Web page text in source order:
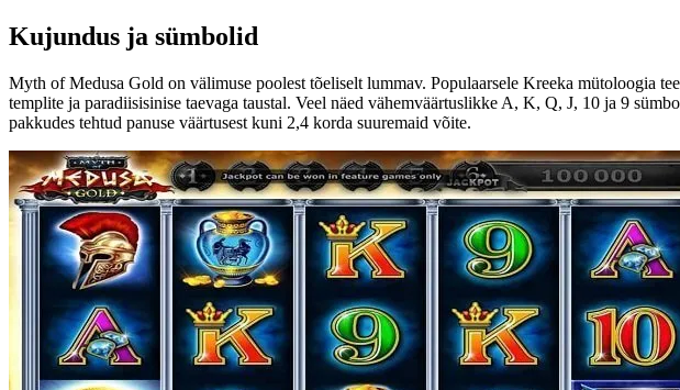
Kujundus ja sümbolid
Myth of Medusa Gold on välimuse poolest tõeliselt lummav. Populaarsele Kreeka mütoloogia
templite ja paradiisisinise taevaga taustal. Veel näed vähemväärtuslikke A, K, Q, J, 10 ja 9
pakkudes tehtud panuse väärtusest kuni 2,4 korda suuremaid võite.